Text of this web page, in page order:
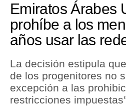
Economía
Mercados
Política
Tu Dinero
Emiratos Árabes
prohíbe a los
años usar las
La decisión estipula
de los progenitores no
excepción a las
restricciones